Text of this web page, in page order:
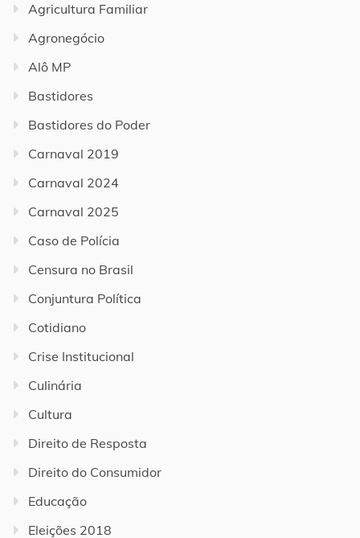
Agricultura Familiar
Agronegócio
Alô MP
Bastidores
Bastidores do Poder
Carnaval 2019
Carnaval 2024
Carnaval 2025
Caso de Polícia
Censura no Brasil
Conjuntura Política
Cotidiano
Crise Institucional
Culinária
Cultura
Direito de Resposta
Direito do Consumidor
Educação
Eleições 2018